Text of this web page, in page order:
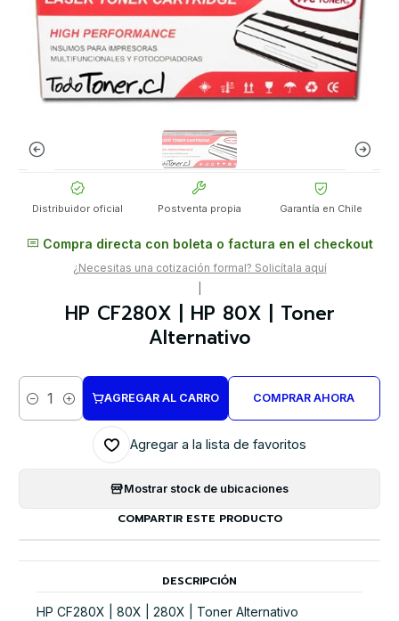
Distribuidor oficial Postventa propia Garantía en Chile
Compra directa con boleta o factura en el checkout
¿Necesitas una cotización formal? Solicítala aquí
HP CF280X | HP 80X | Toner
Alternativo
Cantidad
AGREGAR AL CARRO COMPRAR AHORA
Agregar a la lista de favoritos
Mostrar stock de ubicaciones
COMPARTIR ESTE PRODUCTO
DESCRIPCIÓN
HP CF280X | 80X | 280X | Toner Alternativo